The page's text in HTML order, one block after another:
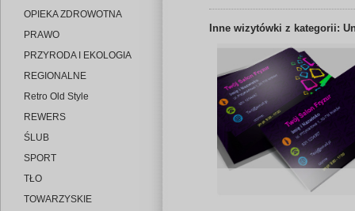
OPIEKA ZDROWOTNA
PRAWO
PRZYRODA I EKOLOGIA
REGIONALNE
Retro Old Style
REWERS
ŚLUB
SPORT
TŁO
TOWARZYSKIE
Inne wizytówki z kategorii: